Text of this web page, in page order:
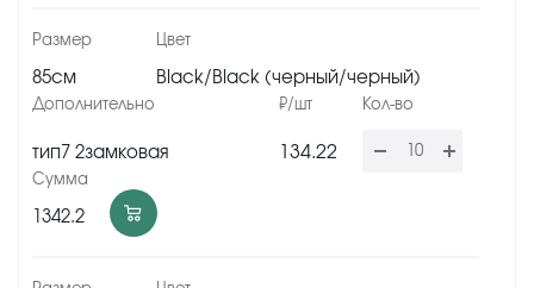
85см Black/Black (черный/черный)
тип7 2замковая 134.22
1342.2